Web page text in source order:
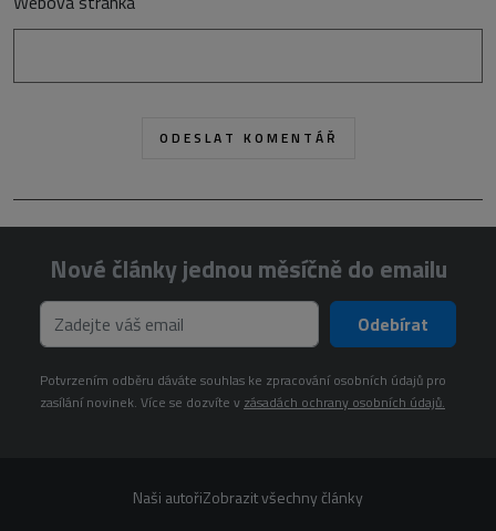
Nové články jednou měsíčně do emailu
Odebírat
Potvrzením odběru dáváte souhlas ke zpracování osobních údajů pro
zasílání novinek. Více se dozvíte v zásadách ochrany osobních údajů.
Naši autořiZobrazit všechny články